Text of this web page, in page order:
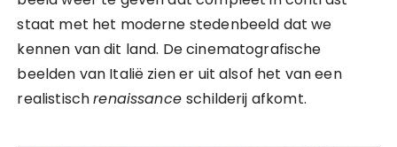
staat met het moderne stedenbeeld dat we
kennen van dit land. De cinematografische
beelden van Italië zien er uit alsof het van een
realistischrenaissanceschilderij afkomt.